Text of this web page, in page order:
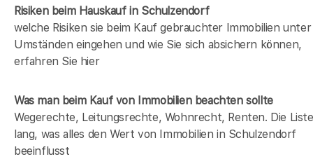
Risiken beim Hauskaufin Schulzendorf
welche Risiken sie beim Kauf gebrauchter Immobilien unter
Umständen eingehen und wie Sie sich absichern können,
erfahren Sie hier
Was man beim Kauf von Immobilien beachten sollte
Wegerechte, Leitungsrechte, Wohnrecht, Renten. Die
lang, was alles den Wert von Immobilien in Schulzendorf
beeinflusst